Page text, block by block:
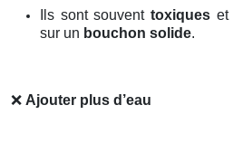
Ils sont souvent toxiqueset
sur un bouchon solide.
❌ Ajouter plus d’eau